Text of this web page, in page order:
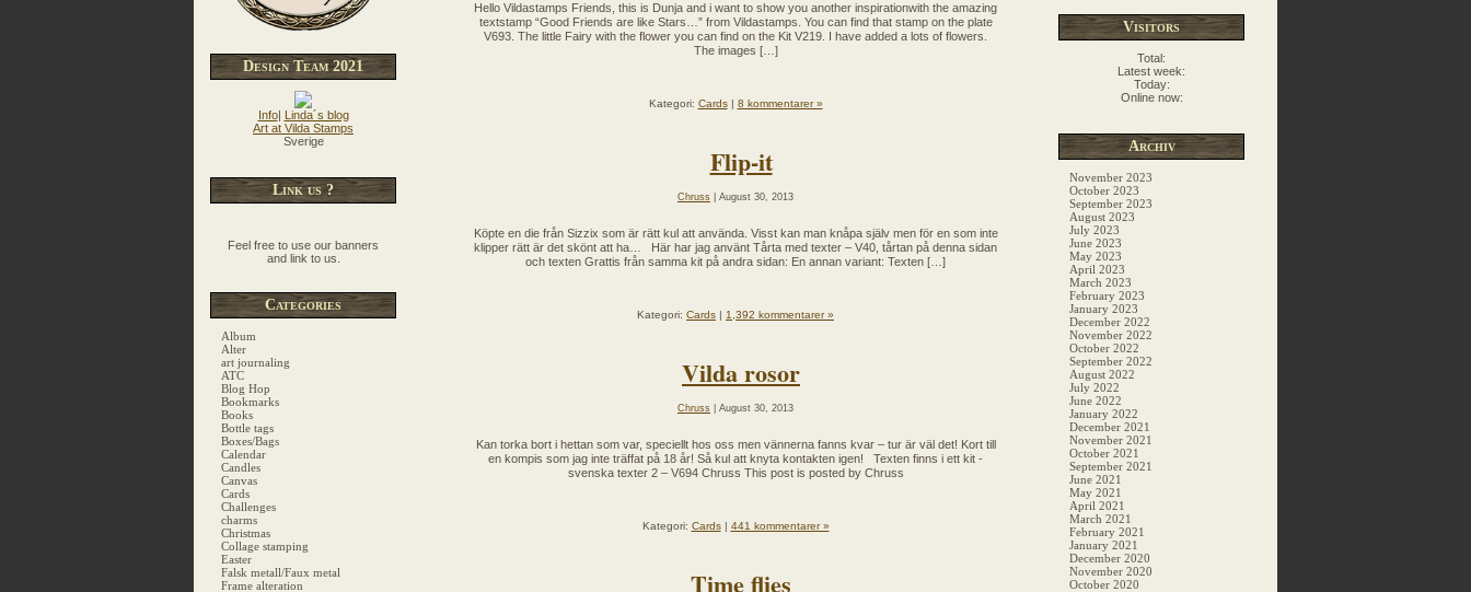
Design Team 2021
Info| Linda´s blog
Art at Vilda Stamps
Sverige
Link us ?
Feel free to use our banners
and link to us.
Categories
Album
Alter
art journaling
ATC
Blog Hop
Bookmarks
Books
Bottle tags
Boxes/Bags
Calendar
Candles
Canvas
Cards
Challenges
charms
Christmas
Collage stamping
Easter
Falsk metall/Faux metal
Frame alteration
Hello Vildastamps Friends, this is Dunja and i want to show you another inspirationwith the amazing
textstamp “Good Friends are like Stars…” from Vildastamps. You can find that stamp on the plate
V693. The little Fairy with the flower you can find on the Kit V219. I have added a lots of flowers.
The images […]
Kategori: Cards| 8 kommentarer »
Flip-it
Chruss | August 30, 2013
Köpte en die från Sizzix som är rätt kul att använda. Visst kan man knåpa själv men för en som inte
klipper rätt är det skönt att ha… Här har jag använt Tårta med texter – V40, tårtan på denna sidan
och texten Grattis från samma kit på andra sidan: En annan variant: Texten […]
Kategori: Cards | 1,392 kommentarer »
Vilda rosor
Chruss | August 30, 2013
Kan torka bort i hettan som var, speciellt hos oss men vännerna fanns kvar – tur är väl det! Kort till
en kompis som jag inte träffat på 18 år! Så kul att knyta kontakten igen! Texten finns i ett kit -
svenska texter 2 – V694 Chruss This post is posted by Chruss
Kategori: Cards| 441 kommentarer »
Time flies
Visitors
Total:
Latest week:
Today:
Online now:
Archiv
November 2023
October 2023
September 2023
August 2023
July 2023
June 2023
May 2023
April 2023
March 2023
February 2023
January 2023
December 2022
November 2022
October 2022
September 2022
August 2022
July 2022
June 2022
January 2022
December 2021
November 2021
October 2021
September 2021
June 2021
May 2021
April 2021
March 2021
February 2021
January 2021
December 2020
November 2020
October 2020